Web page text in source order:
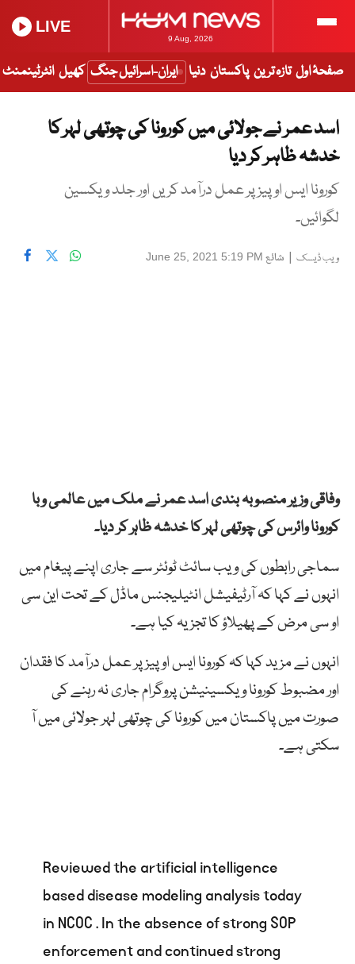
9 Aug, 2026
LIVE
صفحۂ اول تازہ ترین پاکستان دنیا ایران-اسرائیل جنگ کھیل انٹرٹینمنٹ
اسد عمر نے جولائی میں کورونا کی چوتھی لہر کا
خدشہ ظاہر کر دیا
کورونا ایس او پیز پر عمل درآمد کریں اور جلد ویکسین
لگوائیں۔
ویب ڈیسک | شائع June 25, 2021 5:19 PM
وفاقی وزیر منصوبہ بندی اسد عمر نے ملک میں عالمی وبا
کورونا وائرس کی چوتھی لہر کا خدشہ ظاہر کر دیا۔
سماجی رابطوں کی ویب سائٹ ٹوئٹر سے جاری اپنے پیغام میں
انہوں نے کہا کہ آرٹیفیشل انٹیلیجنس ماڈل کے تحت این سی
او سی مرض کے پھیلاؤ کا تجزیہ کیا ہے۔
انہوں نے مزید کہا کہ کورونا ایس او پیز پر عمل درآمد کا فقدان
اور مضبوط کورونا ویکسینیشن پروگرام جاری نہ رہنے کی
صورت میں پاکستان میں کورونا کی چوتھی لہر جولائی میں آ
سکتی ہے۔
Reviewed the artificial intelligence
based disease modeling analysis today
in NCOC . In the absence of strong SOP
enforcement and continued strong